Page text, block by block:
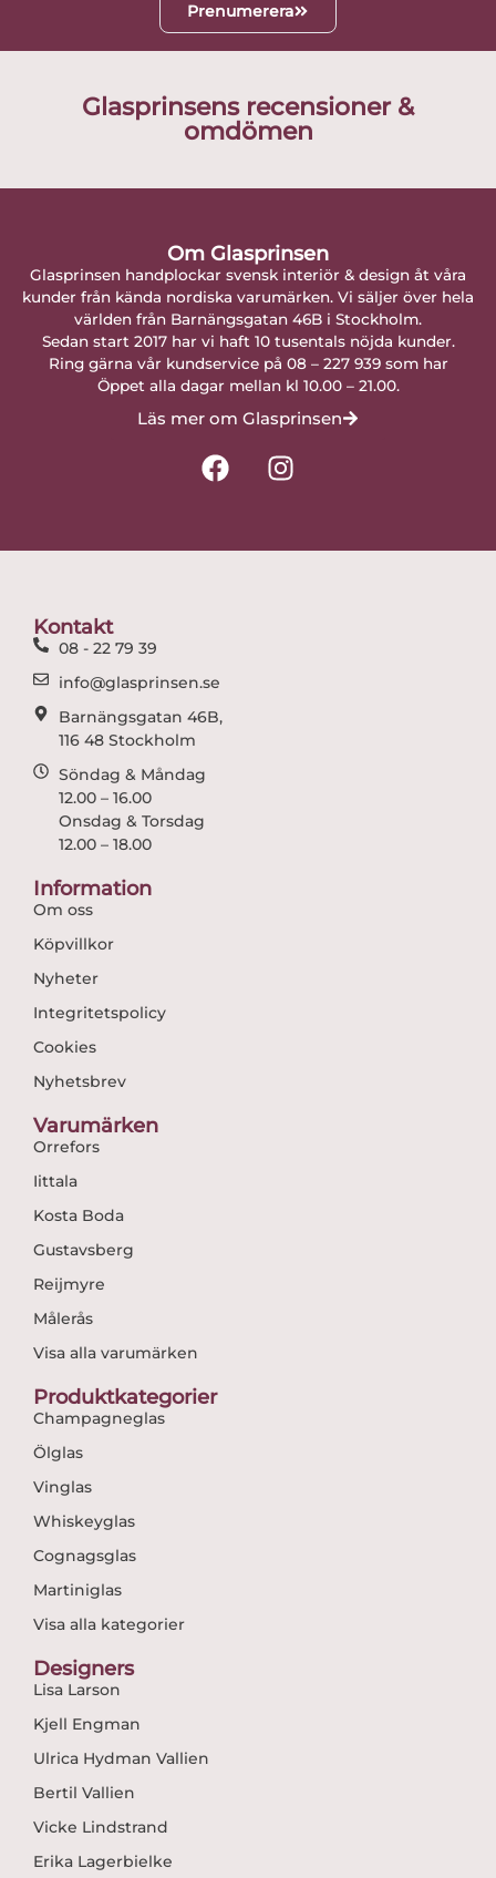
Prenumerera
Glasprinsens recensioner &
omdömen
Om Glasprinsen
Glasprinsen handplockar svensk interiör & design åt våra
kunder från kända nordiska varumärken. Vi säljer över hela
världen från Barnängsgatan 46B i Stockholm.
Sedan start 2017 har vi haft 10 tusentals nöjda kunder.
Ring gärna vår kundservice på 08 – 227 939 som har
Öppet alla dagar mellan kl 10.00 – 21.00.
Läs mer om Glasprinsen
F
a
I
n
Kontakt
08 - 22 79 39
info@glasprinsen.se
Barnängsgatan 46B,
116 48 Stockholm
Söndag & Måndag
12.00 – 16.00
Onsdag & Torsdag
12.00 – 18.00
Information
Om oss
Köpvillkor
Nyheter
Integritetspolicy
Cookies
Nyhetsbrev
Varumärken
Orrefors
Iittala
Kosta Boda
Gustavsberg
Reijmyre
Målerås
Visa alla varumärken
Produktkategorier
Champagneglas
Ölglas
Vinglas
Whiskeyglas
Cognagsglas
Martiniglas
Visa alla kategorier
Designers
Lisa Larson
Kjell Engman
Ulrica Hydman Vallien
Bertil Vallien
Vicke Lindstrand
Erika Lagerbielke